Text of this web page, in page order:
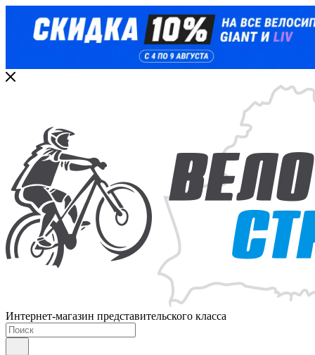
Интернет-магазин представительского класса